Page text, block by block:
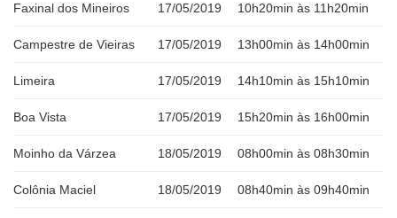
Faxinal dos Mineiros 17/05/2019 10h20min às 11h20min
Campestre de Vieiras 17/05/2019 13h00min às 14h00min
Limeira 17/05/2019 14h10min às 15h10min
Boa Vista 17/05/2019 15h20min às 16h00min
Moinho da Várzea 18/05/2019 08h00min às 08h30min
Colônia Maciel 18/05/2019 08h40min às 09h40min